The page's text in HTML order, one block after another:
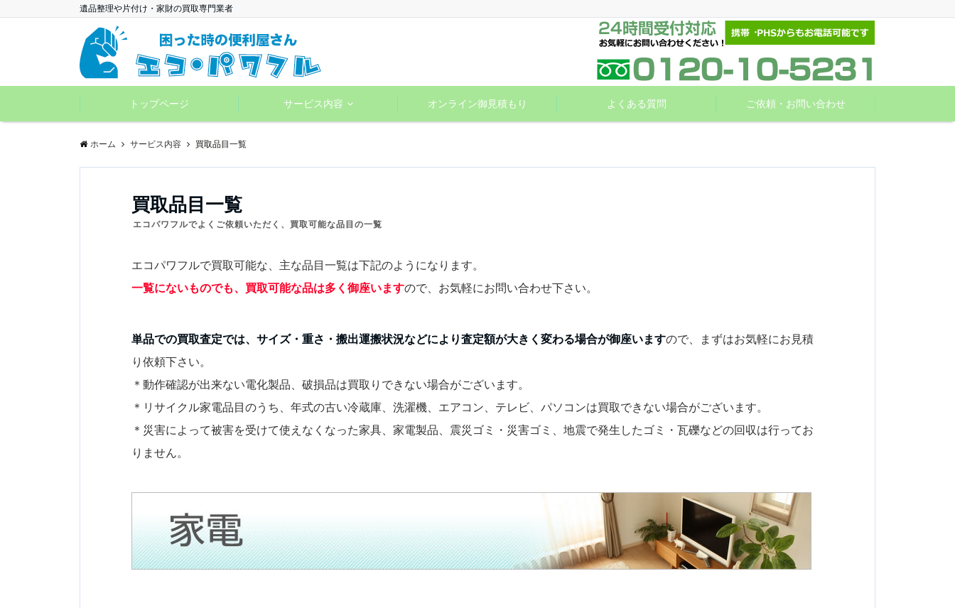
遺品整理や片付け・家財の買取専門業者
トップページ サービス内容 オンライン御見積もり よくある質問 ご依頼・お問い合わせ
ホーム サービス内容 買取品目一覧
買取品目一覧
エコパワフルでよくご依頼いただく、買取可能な品目の一覧
エコパワフルで買取可能な、主な品目一覧は下記のようになります。
一覧にないものでも、買取可能な品は多く御座いますので、お気軽にお問い合わせ下さい。
単品での買取査定では、サイズ・重さ・搬出運搬状況などにより査定額が大きく変わる場合が御座いますので、まずはお気軽にお見積
り依頼下さい。
＊動作確認が出来ない電化製品、破損品は買取りできない場合がございます。
＊リサイクル家電品目のうち、年式の古い冷蔵庫、洗濯機、エアコン、テレビ、パソコンは買取できない場合がございます。
＊災害によって被害を受けて使えなくなった家具、家電製品、震災ゴミ・災害ゴミ、地震で発生したゴミ・瓦礫などの回収は行ってお
りません。